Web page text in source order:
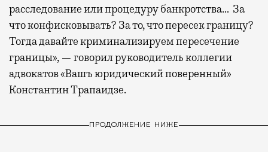
расследование или процедуру банкротства… За
что конфисковывать? За то, что пересек границу?
Тогда давайте криминализируем пересечение
границы», — говорил руководитель коллегии
адвокатов «Вашъ юридический поверенный»
Константин Трапаидзе.
ПРОДОЛЖЕНИЕ НИЖЕ